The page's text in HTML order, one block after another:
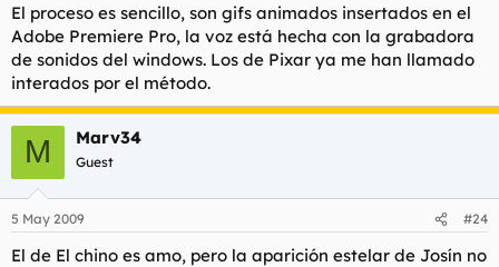
El proceso es sencillo, son gifs animados insertados en el
Adobe Premiere Pro, la voz está hecha con la grabadora
de sonidos del windows. Los de Pixar ya me han llamado
interados por el método.
M Marv34
Guest
5 May 2009 #24
El de El chino es amo, pero la aparición estelar de Josín no